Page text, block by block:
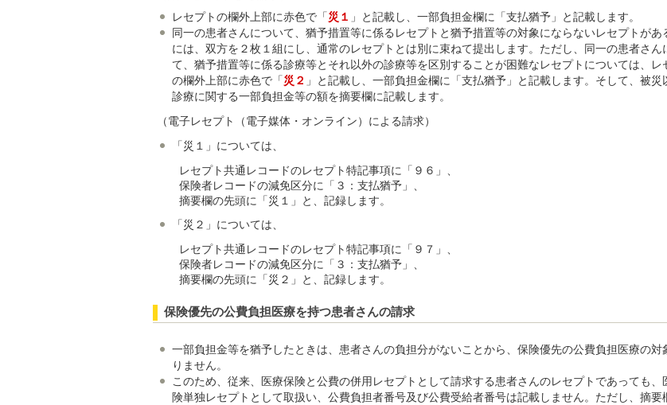
レセプトの欄外上部に赤色で「 災１ 」と記載し、一部負担金欄に「支払猶予」と記載します。
同一の患者さんについて、猶予措置等に係るレセプトと猶予措置等の対象にならないレセプトがあ
には、双方を２枚１組にし、通常のレセプトとは別に束ねて提出します。ただし、同一の患者さん
て、猶予措置等に係る診療等とそれ以外の診療等を区別することが困難なレセプトについては、レ
の欄外上部に赤色で「 災２ 」と記載し、一部負担金欄に「支払猶予」と記載します。そして、被災
診療に関する一部負担金等の額を摘要欄に記載します。
（電子レセプト（電子媒体・オンライン）による請求）
「災１」については、
レセプト共通レコードのレセプト特記事項に「９６」、
保険者レコードの減免区分に「３：支払猶予」、
摘要欄の先頭に「災１」と、記録します。
「災２」については、
レセプト共通レコードのレセプト特記事項に「９７」、
保険者レコードの減免区分に「３：支払猶予」、
摘要欄の先頭に「災２」と、記録します。
保険優先の公費負担医療を持つ患者さんの請求
一部負担金等を猶予したときは、患者さんの負担分がないことから、保険優先の公費負担医療の対
りません。
このため、従来、医療保険と公費の併用レセプトとして請求する患者さんのレセプトであっても、
険単独レセプトとして取扱い、公費負担者番号及び公費受給者番号は記載しません。ただし、摘要